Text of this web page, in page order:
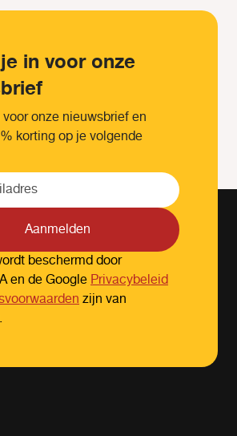
in voor onze
onze nieuwsbrief en
korting op je volgende
Aanmelden
beschermd door
en de GooglePrivacybeleid
zijn van